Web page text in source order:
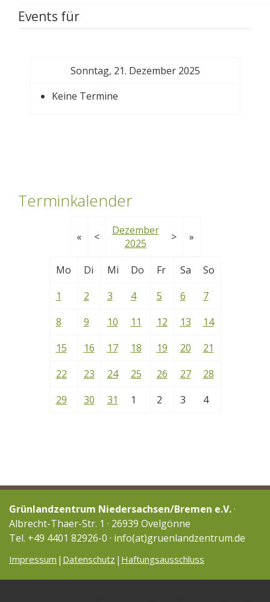
Events für
Sonntag, 21. Dezember 2025
Keine Termine
Terminkalender
« <
Dezember
2025
> »
Mo Di Mi Do Fr Sa
So
1
2 3 4 5 6
7
8
9 10 11 12 13
14
15
16 17 18 19 20
21
22
23 24 25 26 27
28
29
30 31 1 2 3 4
Grünlandzentrum Niedersachsen/Bremen e.V.·
Albrecht-Thaer-Str. 1 · 26939 Ovelgönne
Tel. +49 4401 82926-0 · info(at)gruenlandzentrum.de
Impressum Datenschutz Haftungsausschluss